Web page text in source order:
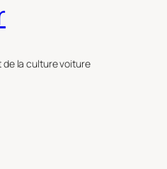
de la culture voiture